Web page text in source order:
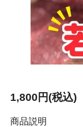
1,800円(税込)
商品説明